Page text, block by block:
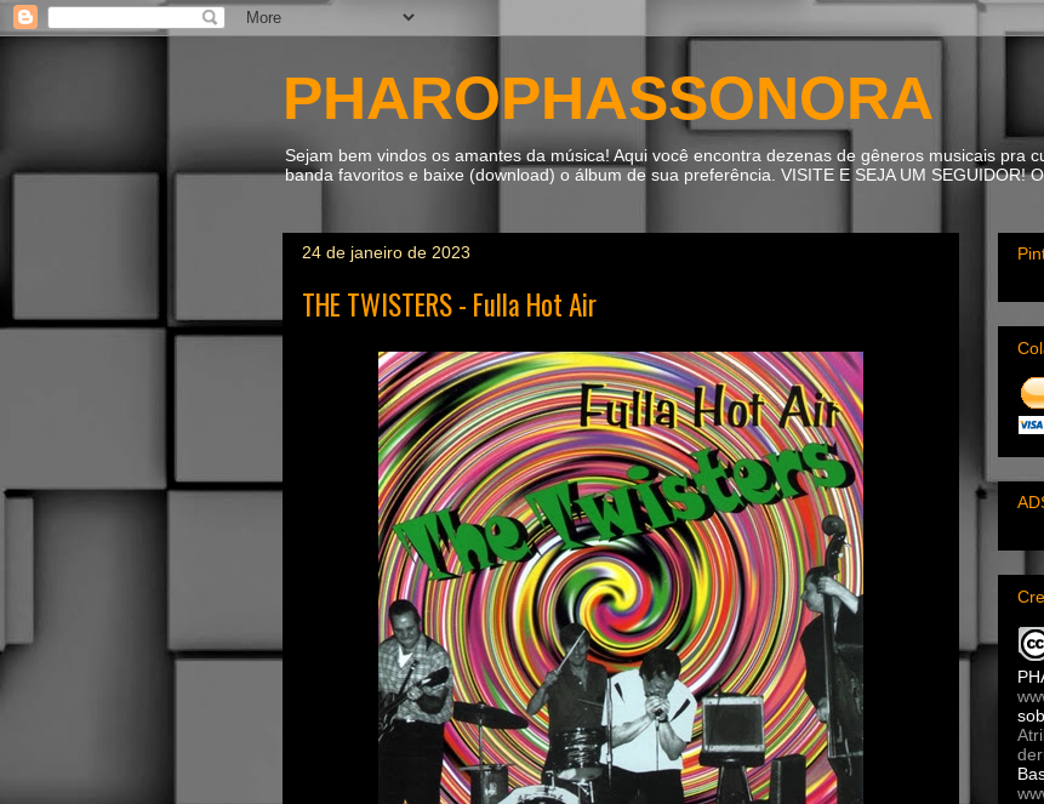
PHAROPHASSONORA
Sejam bem vindos os amantes da música! Aqui você encontra dezenas de gêneros musicais pra
banda favoritos e baixe (download) o álbum de sua preferência. VISITE E SEJA UM SEGUIDOR!
24 de janeiro de 2023
THE TWISTERS - Fulla Hot Air